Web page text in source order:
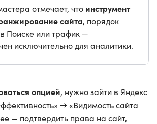
отмечает, что инструмент
сайта, порядок
Поиске или трафик —
исключительно для аналитики.
опцией, нужно зайти в Яндекс
→ «Видимость сайта
— подтвердить права на сайт,